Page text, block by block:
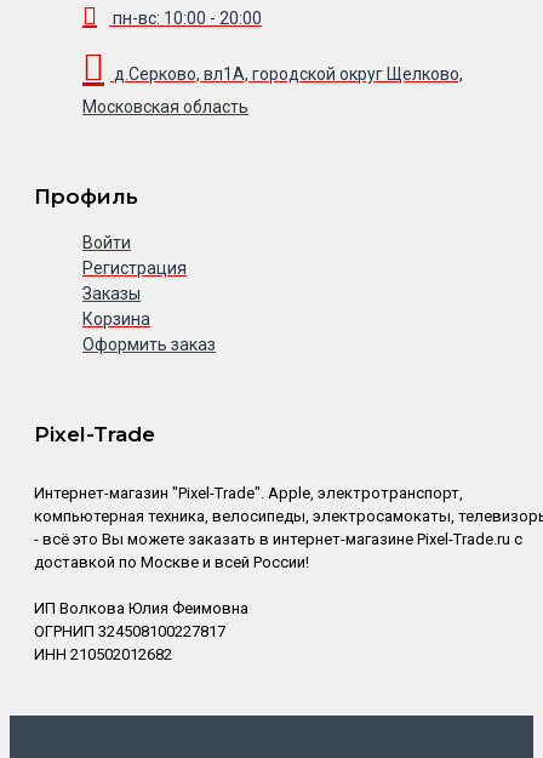
пн-вс: 10:00 - 20:00
д.Серково, вл1А, городской округ Щелково,
Московская область
Профиль
Войти
Регистрация
Заказы
Корзина
Оформить заказ
Pixel-Trade
Интернет-магазин "Pixel-Trade". Apple, электротранспорт,
компьютерная техника, велосипеды, электросамокаты,
- всё это Вы можете заказать в интернет-магазине Pixel-Trade.ru с
доставкой по Москве и всей России!
ИП Волкова Юлия Феимовна
ОГРНИП 324508100227817
ИНН 210502012682